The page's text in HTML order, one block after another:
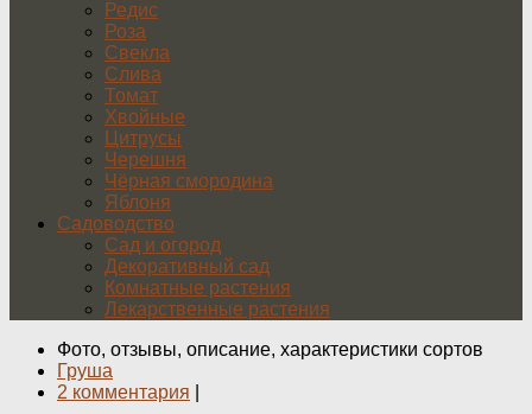
Редис
Роза
Свекла
Слива
Томат
Хвойные
Цитрусы
Черешня
Чёрная смородина
Яблоня
Садоводство
Сад и огород
Декоративный сад
Комнатные растения
Лекарственные растения
Фото, отзывы, описание, характеристики сортов
Груша
2 комментария